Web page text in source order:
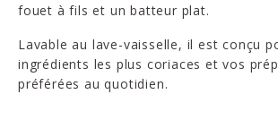
fouet à fils et un batteur plat.
Lavable au lave-vaisselle, il est conçu
ingrédients les plus coriaces et vos
préférées au quotidien.